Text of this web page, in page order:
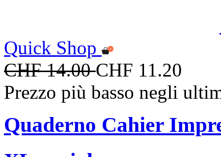
Quick Shop
CHF 14.00CHF 11.20
Prezzo più basso negli
Quaderno Cahier